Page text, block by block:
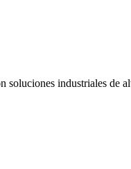
industriales de